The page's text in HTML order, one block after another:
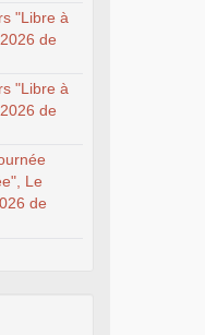
"Libre à
de
"Libre à
de
Le
de